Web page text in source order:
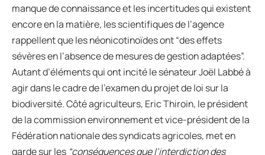
manque de connaissance et les incertitudes qui existent
encore en la matière, les scientifiques de l’agence
rappellent que les néonicotinoïdes ont “des effets
sévères en l’absence de mesures de gestion adaptées”.
Autant d’éléments qui ont incité le sénateur Joël Labbé à
agir dans le cadre de l’examen du projet de loi sur la
biodiversité. Côté agriculteurs, Eric Thiroin, le président
de la commission environnement et vice-président de la
Fédération nationale des syndicats agricoles, met en
garde sur les “conséquences que l’interdiction des